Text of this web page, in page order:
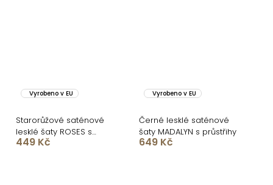
Vyrobeno v EU
Starorůžové saténové
lesklé šaty ROSES s
rozparkem
449 Kč
Vyrobeno v EU
Černé lesklé saténové
šaty MADALYN s průstřihy
649 Kč